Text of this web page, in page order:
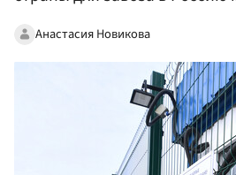
Анастасия Новикова